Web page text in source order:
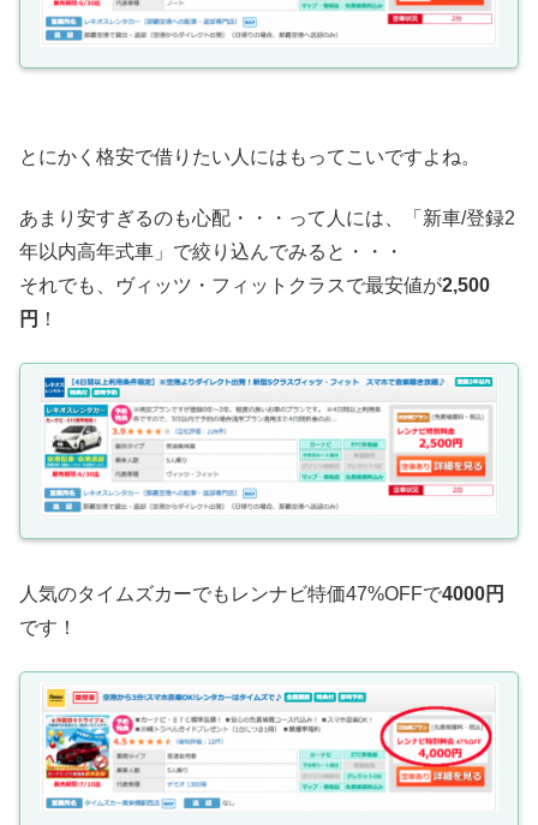
とにかく格安で借りたい人にはもってこいですよね。
あまり安すぎるのも心配・・・って人には、「新車/登録2
年以内高年式車」で絞り込んでみると・・・
それでも、ヴィッツ・フィットクラスで最安値が2,500
円 ！
人気のタイムズカーでもレンナビ特価47%OFFで4000円
です！